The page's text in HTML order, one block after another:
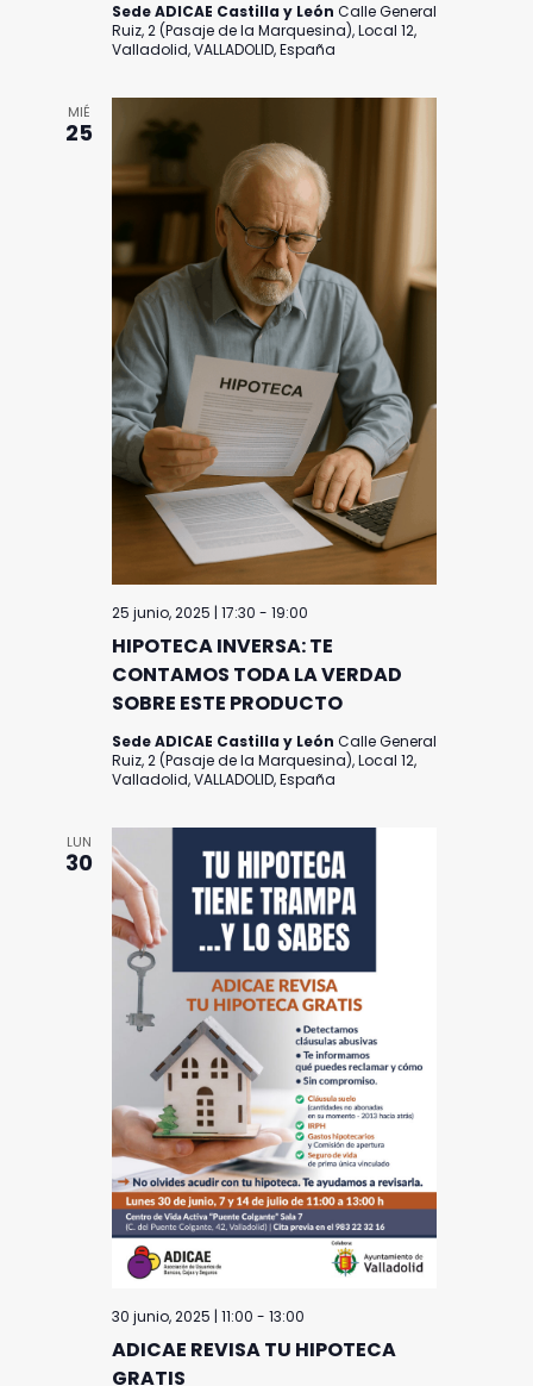
Sede ADICAE Castilla y León Calle General
Ruiz, 2 (Pasaje de la Marquesina), Local 12,
Valladolid, VALLADOLID, España
MIÉ
25
HIPOTECA INVERSA: TE
CONTAMOS TODA LA VERDAD
SOBRE ESTE PRODUCTO
25 junio, 2025 | 17:30 - 19:00
Sede ADICAE Castilla y León Calle General
Ruiz, 2 (Pasaje de la Marquesina), Local 12,
Valladolid, VALLADOLID, España
LUN
30
ADICAE REVISA TU HIPOTECA
GRATIS
30 junio, 2025 | 11:00 - 13:00